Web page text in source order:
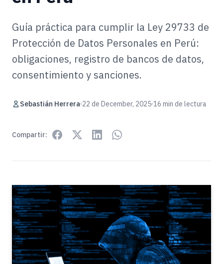
Guía práctica para cumplir la Ley 29733 de
Protección de Datos Personales en Perú:
obligaciones, registro de bancos de datos,
consentimiento y sanciones.
Sebastián Herrera 22 de December, 2025 16 min de lectura
Compartir: